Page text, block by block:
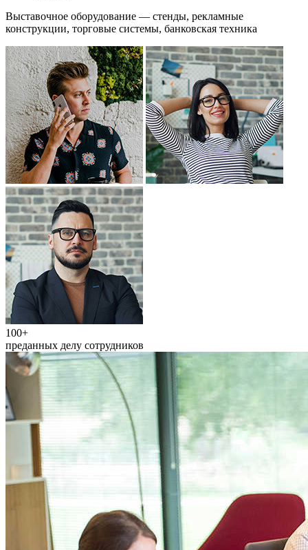
Выставочное оборудование — стенды, рекламные
конструкции, торговые системы, банковская техника
100+
преданных делу сотрудников